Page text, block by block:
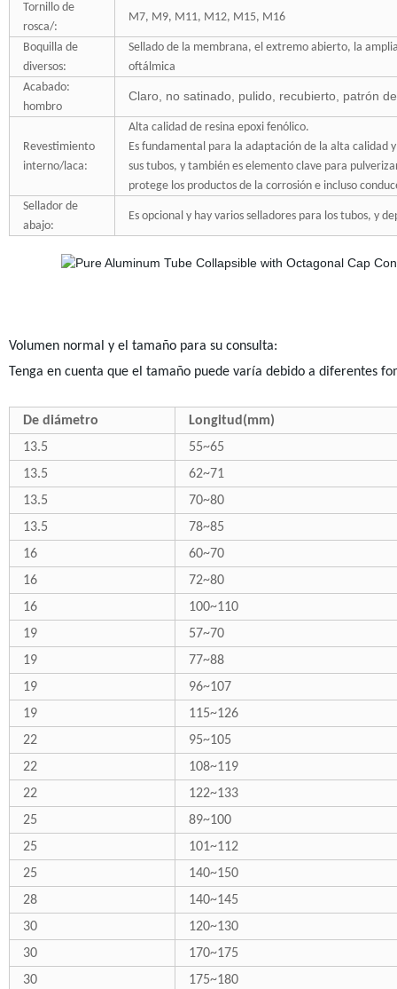
Tornillo de
rosca/:
M7, M9, M11, M12, M15, M16
Boquilla de
diversos:
Sellado de la membrana, el extremo abierto, la
oftálmica
Acabado:
hombro
Claro, no satinado, pulido, recubierto, patrón
Revestimiento
interno/laca:
Alta calidad de resina epoxi fenólico.
Es fundamental para la adaptación de la alta calidad
sus tubos, y también es elemento clave para
protege los productos de la corrosión e incluso
Sellador de
abajo:
Es opcional y hay varios selladores para los tubos, y
Volumen normal y el tamaño para su consulta:
Tenga en cuenta que el tamaño puede varía debido a diferentes
De diámetro
Longitud(mm)
13.5
55~65
13.5
62~71
13.5
70~80
13.5
78~85
16
60~70
16
72~80
16
100~110
19
57~70
19
77~88
19
96~107
19
115~126
22
95~105
22
108~119
22
122~133
25
89~100
25
101~112
25
140~150
28
140~145
30
120~130
30
170~175
30
175~180